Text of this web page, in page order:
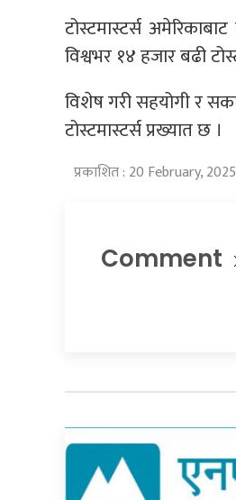
टोस्टमास्टर्स
विश्वभर १४ हजार बढी
विशेष गरी सहयोगी र
टोस्टमास्टर्स प्रख्यात छ ।
प्रकाशित : 20 February,
Comment